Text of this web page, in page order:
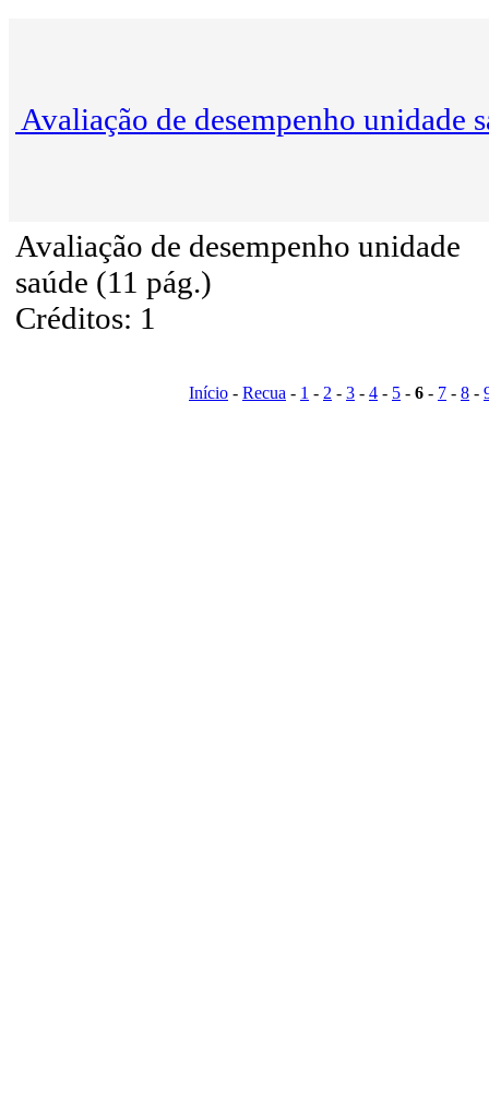
Avaliação de desempenho unidade
Avaliação de desempenho unidade
saúde (11 pág.)
Créditos: 1
Início - Recua - 1 - 2 - 3 - 4 - 5 - 6 - 7 - 8 -